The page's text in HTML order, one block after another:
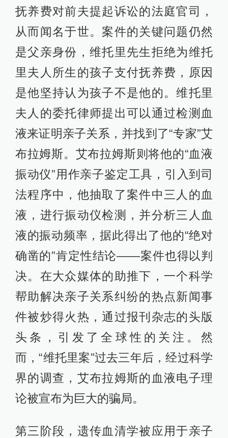
抚养费对前夫提起诉讼的法庭官司，
从而闻名于世。案件的关键问题仍然
是父亲身份，维托里先生拒绝为维托
里夫人所生的孩子支付抚养费，原因
是他坚持认为孩子不是他的。维托里
夫人的委托律师提出可以通过检测血
液来证明亲子关系，并找到了“专家”艾
布拉姆斯。艾布拉姆斯则将他的“血液
振动仪”用作亲子鉴定工具，引入到司
法程序中，他抽取了案件中三人的血
液，进行振动仪检测，并分析三人血
液的振动频率，据此得出了他的“绝对
确凿的”肯定性结论——案件也得以判
决。在大众媒体的助推下，一个科学
帮助解决亲子关系纠纷的热点新闻事
件被炒得火热，通过报刊杂志的头版
头条，引发了全球性的关注。然
而，“维托里案”过去三年后，经过科学
界的调查，艾布拉姆斯的血液电子理
论被宣布为巨大的骗局。
第三阶段，遗传血清学被应用于亲子